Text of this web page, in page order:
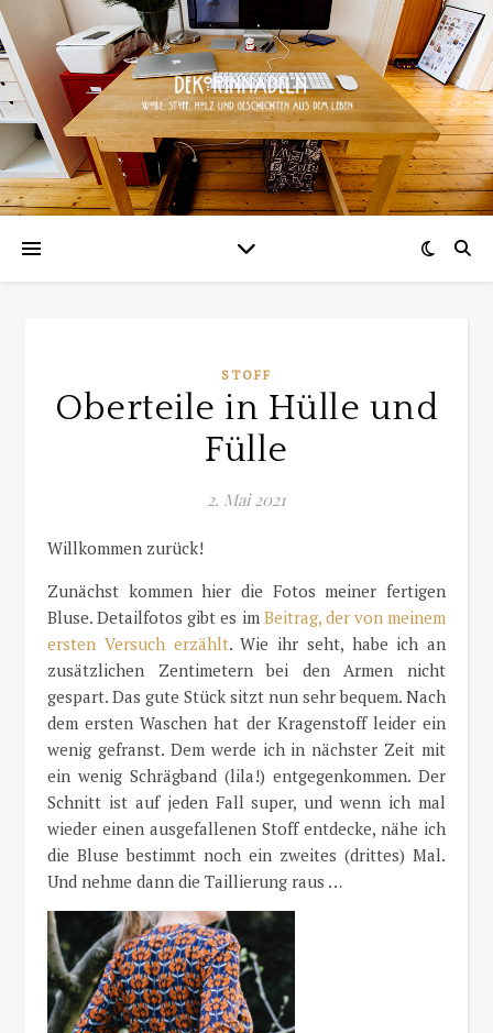
STOFF
Oberteile in Hülle und
Fülle
2. Mai 2021
Willkommen zurück!
Zunächst kommen hier die Fotos meiner fertigen
Bluse. Detailfotos gibt es im Beitrag, der von meinem
ersten Versuch erzählt. Wie ihr seht, habe ich an
zusätzlichen Zentimetern bei den Armen nicht
gespart. Das gute Stück sitzt nun sehr bequem. Nach
dem ersten Waschen hat der Kragenstoff leider ein
wenig gefranst. Dem werde ich in nächster Zeit mit
ein wenig Schrägband (lila!) entgegenkommen. Der
Schnitt ist auf jeden Fall super, und wenn ich mal
wieder einen ausgefallenen Stoff entdecke, nähe ich
die Bluse bestimmt noch ein zweites (drittes) Mal.
Und nehme dann die Taillierung raus …